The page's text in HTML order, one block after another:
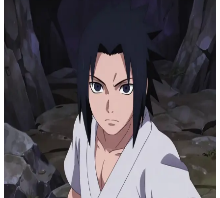
Саске Учіха